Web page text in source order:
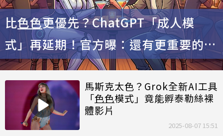
比色色更優先？ChatGPT「成人模
式」再延期！官方曝：還有更重要的事
要做
馬斯克太色？Grok全新AI工具
「色色模式」竟能孵泰勒絲裸
體影片
2025-08-07 15:51